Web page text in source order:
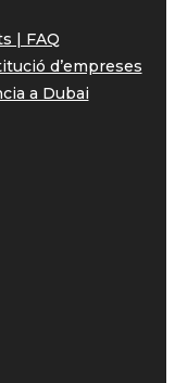
| FAQ
d’empreses
a Dubai